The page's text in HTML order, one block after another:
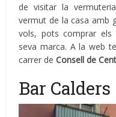
de visitar la
vermut de la casa amb
vols, pots comprar els
seva marca. A la web
carrer deConsell de
Bar Calders